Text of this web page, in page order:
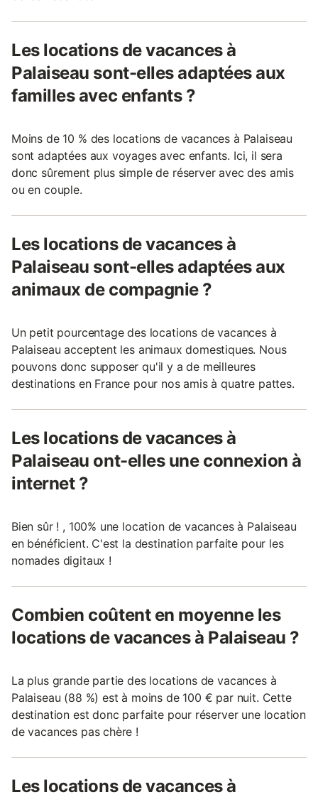
Les locations de vacances à
Palaiseau sont-elles adaptées aux
familles avec enfants ?
Moins de 10 % des locations de vacances à Palaiseau
sont adaptées aux voyages avec enfants. Ici, il sera
donc sûrement plus simple de réserver avec des amis
ou en couple.
Les locations de vacances à
Palaiseau sont-elles adaptées aux
animaux de compagnie ?
Un petit pourcentage des locations de vacances à
Palaiseau acceptent les animaux domestiques. Nous
pouvons donc supposer qu'il y a de meilleures
destinations en France pour nos amis à quatre pattes.
Les locations de vacances à
Palaiseau ont-elles une connexion à
internet ?
Bien sûr ! , 100% une location de vacances à Palaiseau
en bénéficient. C'est la destination parfaite pour les
nomades digitaux !
Combien coûtent en moyenne les
locations de vacances à Palaiseau ?
La plus grande partie des locations de vacances à
Palaiseau (88 %) est à moins de 100 € par nuit. Cette
destination est donc parfaite pour réserver une location
de vacances pas chère !
Les locations de vacances à